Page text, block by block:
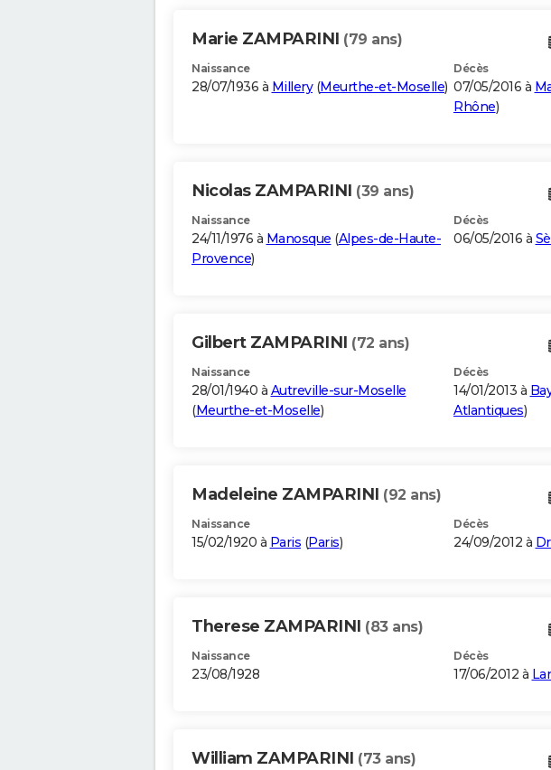
Marie ZAMPARINI (79 ans)
Naissance
28/07/1936 à Millery(Meurthe-et-Moselle)
Décès
07/05/2016 à
Rhône)
Nicolas ZAMPARINI (39 ans)
Naissance
24/11/1976 à Manosque (Alpes-de-Haute-
Provence)
Décès
06/05/2016 à
Gilbert ZAMPARINI (72 ans)
Naissance
28/01/1940 à Autreville-sur-Moselle
(Meurthe-et-Moselle)
Décès
14/01/2013 à
Atlantiques)
Madeleine ZAMPARINI (92 ans)
Naissance
15/02/1920 à Paris (Paris)
Décès
24/09/2012 à
Therese ZAMPARINI (83 ans)
Naissance
23/08/1928
Décès
17/06/2012 à
William ZAMPARINI (73 ans)